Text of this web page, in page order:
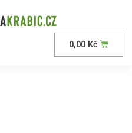
0,00 Kč